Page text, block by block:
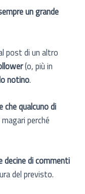
un grande
post di un altro
(o, più in
notino.
che qualcuno di
magari perché
decine di commenti
del previsto.